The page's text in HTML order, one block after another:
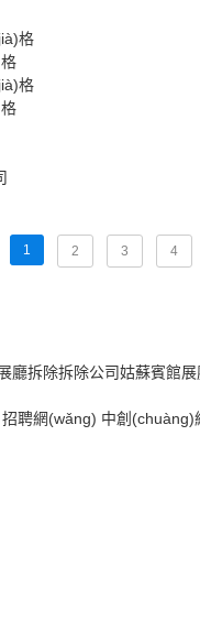
1 2 3 4
廳拆除拆除公司姑蘇賓館
招聘網(wǎng) 中創(chuàng)